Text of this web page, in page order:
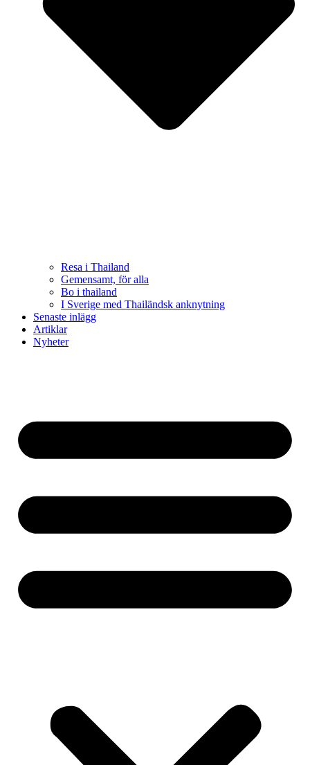
Resa i Thailand
Gemensamt, för alla
Bo i thailand
I Sverige med Thailändsk anknytning
Senaste inlägg
Artiklar
Nyheter